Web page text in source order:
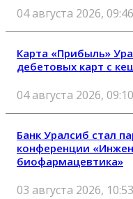
04 августа 2026, 09:46
Карта «Прибыль»
дебетовых карт с
04 августа 2026, 09:10
Банк Уралсиб стал
конференции
биофармацевтика»
03 августа 2026, 10:53